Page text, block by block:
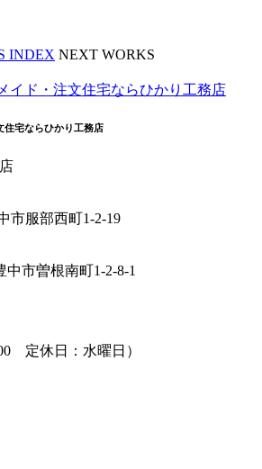
INDEX NEXT WORKS
住宅ならひかり工務店
市服部西町1-2-19
市曽根南町1-2-8-1
定休日：水曜日）